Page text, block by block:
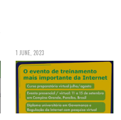
1 JUNE, 2023